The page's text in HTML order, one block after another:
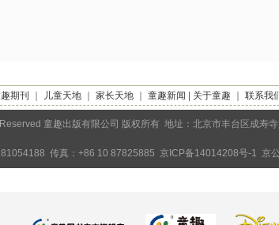
期刊 儿童天地｜ 家长天地｜ 童趣新闻 关于童趣 联系我
童趣出版有限公司 版权所有 地址：北京市丰台区成寿
传真：+86 10 87825885 京ICP备14014208号-1 京